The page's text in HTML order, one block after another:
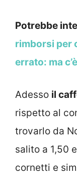
Potrebbe
rimborsi per
errato: ma
Adesso il
rispetto al
trovarlo da
salito a 1,50
cornetti e